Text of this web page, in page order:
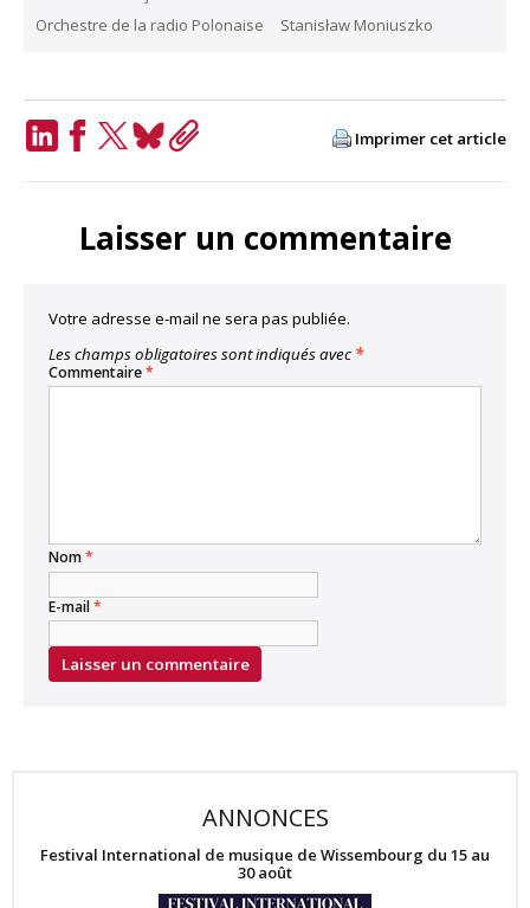
Orchestre de la radio Polonaise
Stanisław Moniuszko
Imprimer cet article
Laisser un commentaire
Votre adresse e-mail ne sera pas publiée.
Les champs obligatoires sont indiqués avec *
Commentaire*
Nom*
E-mail*
ANNONCES
Festival International de musique de Wissembourg du 15 au
30 août